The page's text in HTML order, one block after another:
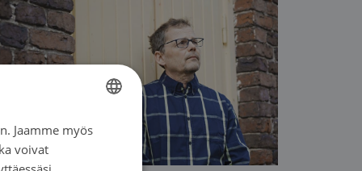
FINNISH
Jaamme myös
voivat